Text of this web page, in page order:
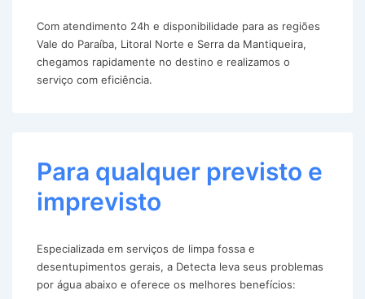
Com atendimento 24h e disponibilidade para as regiões
Vale do Paraíba, Litoral Norte e Serra da Mantiqueira,
chegamos rapidamente no destino e realizamos o
serviço com eficiência.
Para qualquer previsto e
imprevisto
Especializada em serviços de limpa fossa e
desentupimentos gerais, a Detecta leva seus problemas
por água abaixo e oferece os melhores benefícios: